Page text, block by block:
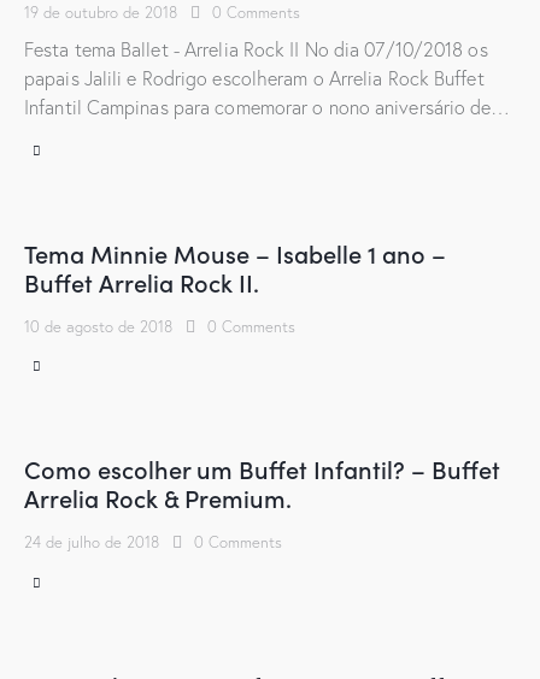
19 de outubro de 2018 0 Comments
Festa tema Ballet - Arrelia Rock II No dia 07/10/2018 os
papais Jalili e Rodrigo escolheram o Arrelia Rock Buffet
Infantil Campinas para comemorar o nono aniversário de…
Tema Minnie Mouse – Isabelle 1 ano –
Buffet Arrelia Rock II.
10 de agosto de 2018 0 Comments
Como escolher um Buffet Infantil? – Buffet
Arrelia Rock & Premium.
24 de julho de 2018 0 Comments